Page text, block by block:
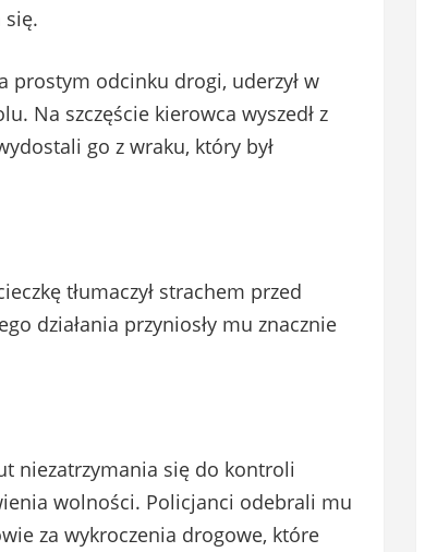
się.
prostym odcinku drogi, uderzył w
Na szczęście kierowca wyszedł z
go z wraku, który był
tłumaczył strachem przed
działania przyniosły mu znacznie
niezatrzymania się do kontroli
wolności. Policjanci odebrali mu
za wykroczenia drogowe, które